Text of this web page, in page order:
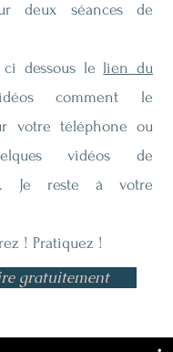
deux séances de
ci dessous le lien du
comment le
votre téléphone ou
vidéos de
Je reste à votre
! Pratiquez !
gratuitement